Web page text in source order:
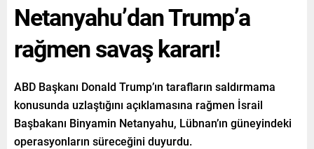
Netanyahu’dan Trump’a
rağmen savaş kararı!
ABD Başkanı Donald Trump’ın tarafların saldırmama
konusunda uzlaştığını açıklamasına rağmen İsrail
Başbakanı Binyamin Netanyahu, Lübnan’ın güneyindeki
operasyonların süreceğini duyurdu.